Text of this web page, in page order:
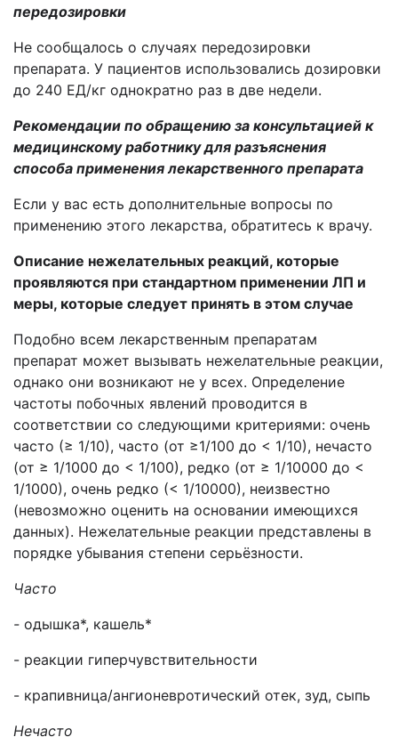
передозировки
Не сообщалось о случаях передозировки
препарата. У пациентов использовались дозировки
до 240 ЕД/кг однократно раз в две недели.
Рекомендации по обращению за консультацией к
медицинскому работнику для разъяснения
способа применения лекарственного препарата
Если у вас есть дополнительные вопросы по
применению этого лекарства, обратитесь к врачу.
Описание нежелательных реакций, которые
проявляются при стандартном применении ЛП и
меры, которые следует принять в этом случае
Подобно всем лекарственным препаратам
препарат может вызывать нежелательные реакции,
однако они возникают не у всех. Определение
частоты побочных явлений проводится в
соответствии со следующими критериями: очень
часто (≥ 1/10), часто (от ≥1/100 до < 1/10), нечасто
(от ≥ 1/1000 до < 1/100), редко (от ≥ 1/10000 до <
1/1000), очень редко (< 1/10000), неизвестно
(невозможно оценить на основании имеющихся
данных). Нежелательные реакции представлены в
порядке убывания степени серьёзности.
Часто
- одышка*, кашель*
- реакции гиперчувствительности
- крапивница/ангионевротический отек, зуд, сыпь
Нечасто